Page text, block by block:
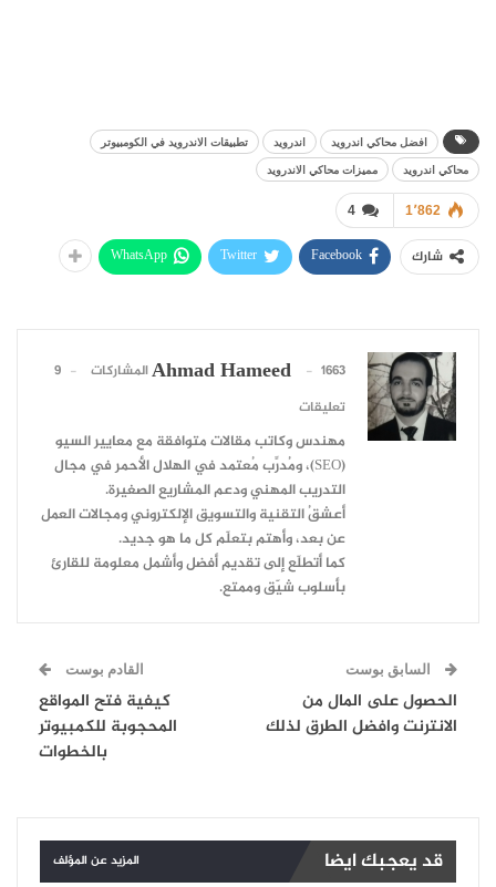
افضل محاكي اندرويد اندرويد
تطبيقات الاندرويد في الكومبيوتر
محاكي اندرويد
مميزات محاكي الاندرويد
4 1٬862
شارك Facebook
Twitter
WhatsApp
Ahmad Hameed 1663 المشاركات
9
تعليقات
مهندس وكاتب مقالات متوافقة مع معايير السيو
(SEO)، ومُدرِّب مُعتمد في الهلال الأحمر في مجال
التدريب المهني ودعم المشاريع الصغيرة.
أعشقُ التقنية والتسويق الإلكتروني ومجالات العمل
عن بعد، وأهتم بتعلّم كل ما هو جديد.
كما أتطلّع إلى تقديم أفضل وأشمل معلومة للقارئ
بأسلوب شيّق وممتع.
السابق بوست
الحصول على المال من
الانترنت وافضل الطرق لذلك
القادم بوست
كيفية فتح المواقع
المحجوبة للكمبيوتر
بالخطوات
قد يعجبك ايضا المزيد عن المؤلف